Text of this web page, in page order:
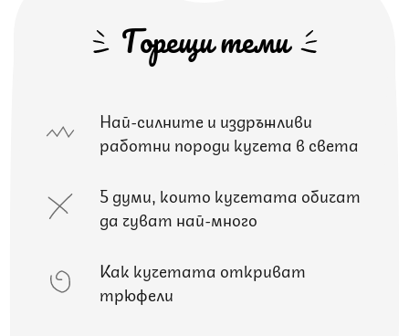
Горещи теми
Най-силните и издръжливи
работни породи кучета в света
5 думи, които кучетата обичат
да чуват най-много
Как кучетата откриват
трюфели